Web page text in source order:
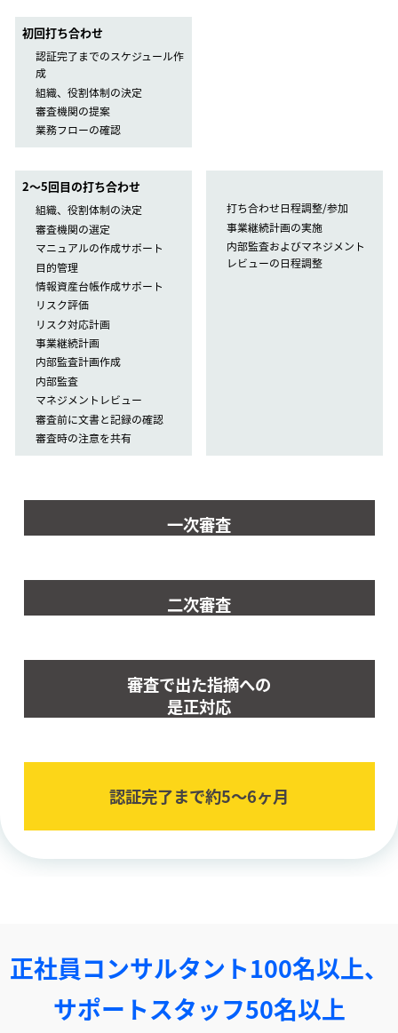
初回打ち合わせ
認証完了までのスケジュール作
成
組織、役割体制の決定
審査機関の提案
業務フローの確認
2〜5回目の打ち合わせ
組織、役割体制の決定
審査機関の選定
マニュアルの作成サポート
目的管理
情報資産台帳作成サポート
リスク評価
リスク対応計画
事業継続計画
内部監査計画作成
内部監査
マネジメントレビュー
審査前に文書と記録の確認
審査時の注意を共有
打ち合わせ日程調整/参加
事業継続計画の実施
内部監査およびマネジメント
レビューの日程調整
一次審査
二次審査
審査で出た指摘への
是正対応
認証完了まで約5〜6ヶ⽉
正社員コンサルタント100名以上、
サポートスタッフ50名以上